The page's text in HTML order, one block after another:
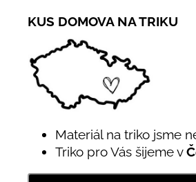
KUS DOMOVA NA TRIKU
Materiál na triko jsme
Triko pro Vás šijeme v